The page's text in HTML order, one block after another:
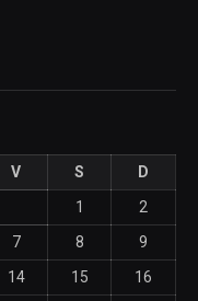
V S
D
1
2
7 8
9
14 15
16